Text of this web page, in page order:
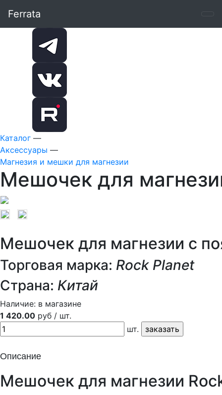
Ferrata
Каталог —
Аксессуары —
Магнезия и мешки для магнезии
Мешочек для
Мешочек для магнезии с
Торговая марка: Rock Planet
Страна: Китай
Наличие: в магазине
1 420.00 руб / шт.
шт.
Описание
Мешочек для магнезии